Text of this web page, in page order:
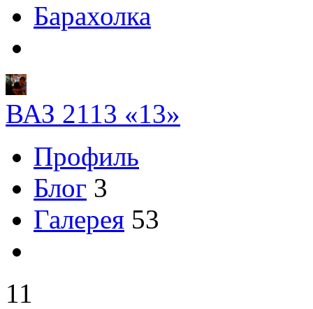
Барахолка
ВАЗ 2113 «13»
Профиль
Блог 3
Галерея 53
11